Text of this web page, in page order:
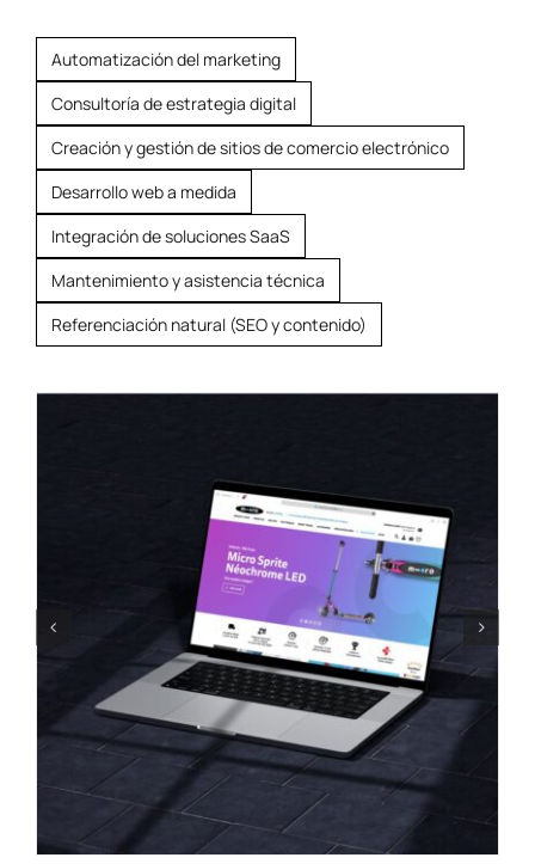
Automatización del marketing
Consultoría de estrategia digital
Creación y gestión de sitios de comercio electrónico
Desarrollo web a medida
Integración de soluciones SaaS
Mantenimiento y asistencia técnica
Referenciación natural (SEO y contenido)